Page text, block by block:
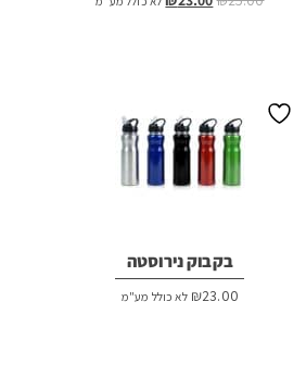
בקבוק נירוסטה
₪23.00 לא כולל מע"מ